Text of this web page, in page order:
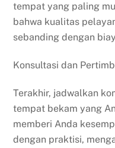
tempat yang paling
bahwa kualitas
sebanding dengan
Konsultasi dan
Terakhir, jadwalkan
tempat bekam yang
memberi Anda
dengan praktisi,